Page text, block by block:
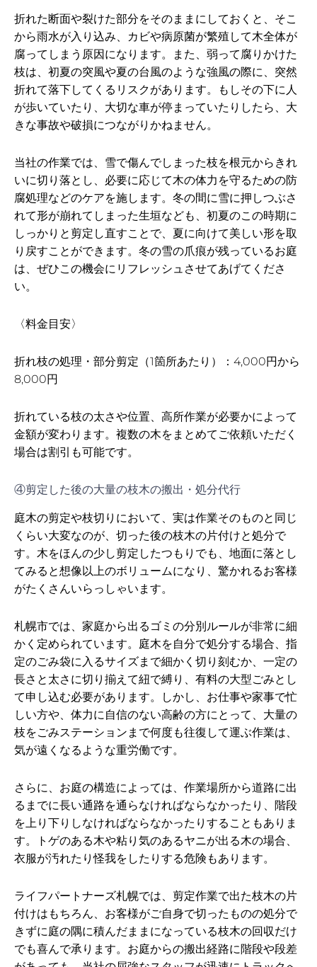
折れた断面や裂けた部分をそのままにしておくと、そこ
から雨水が入り込み、カビや病原菌が繁殖して木全体が
腐ってしまう原因になります。また、弱って腐りかけた
枝は、初夏の突風や夏の台風のような強風の際に、突然
折れて落下してくるリスクがあります。もしその下に人
が歩いていたり、大切な車が停まっていたりしたら、大
きな事故や破損につながりかねません。
当社の作業では、雪で傷んでしまった枝を根元からきれ
いに切り落とし、必要に応じて木の体力を守るための防
腐処理などのケアを施します。冬の間に雪に押しつぶさ
れて形が崩れてしまった生垣なども、初夏のこの時期に
しっかりと剪定し直すことで、夏に向けて美しい形を取
り戻すことができます。冬の雪の爪痕が残っているお庭
は、ぜひこの機会にリフレッシュさせてあげてくださ
い。
〈料金目安〉
折れ枝の処理・部分剪定（1箇所あたり）：4,000円から
8,000円
折れている枝の太さや位置、高所作業が必要かによって
金額が変わります。複数の木をまとめてご依頼いただく
場合は割引も可能です。
④剪定した後の大量の枝木の搬出・処分代行
庭木の剪定や枝切りにおいて、実は作業そのものと同じ
くらい大変なのが、切った後の枝木の片付けと処分で
す。木をほんの少し剪定したつもりでも、地面に落とし
てみると想像以上のボリュームになり、驚かれるお客様
がたくさんいらっしゃいます。
札幌市では、家庭から出るゴミの分別ルールが非常に細
かく定められています。庭木を自分で処分する場合、指
定のごみ袋に入るサイズまで細かく切り刻むか、一定の
長さと太さに切り揃えて紐で縛り、有料の大型ごみとし
て申し込む必要があります。しかし、お仕事や家事で忙
しい方や、体力に自信のない高齢の方にとって、大量の
枝をごみステーションまで何度も往復して運ぶ作業は、
気が遠くなるような重労働です。
さらに、お庭の構造によっては、作業場所から道路に出
るまでに長い通路を通らなければならなかったり、階段
を上り下りしなければならなかったりすることもありま
す。トゲのある木や粘り気のあるヤニが出る木の場合、
衣服が汚れたり怪我をしたりする危険もあります。
ライフパートナーズ札幌では、剪定作業で出た枝木の片
付けはもちろん、お客様がご自身で切ったものの処分で
きずに庭の隅に積んだままになっている枝木の回収だけ
でも喜んで承ります。お庭からの搬出経路に階段や段差